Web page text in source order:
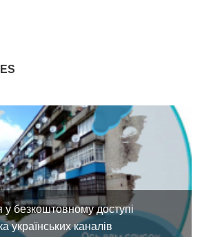
у безкоштовному доступі
українських каналів